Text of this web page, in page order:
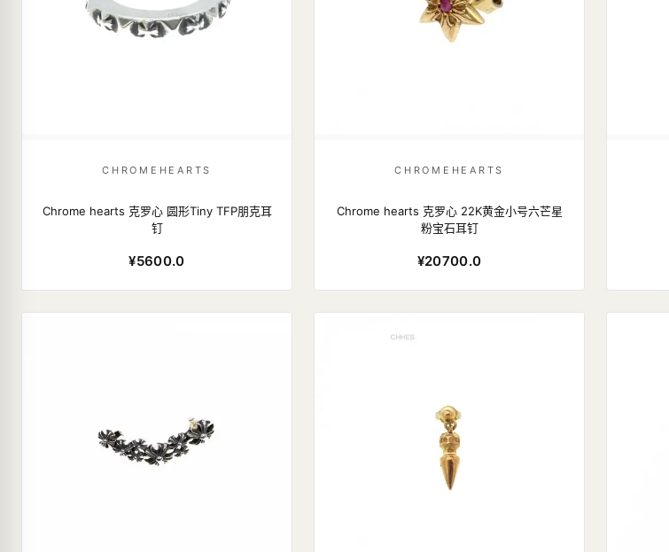
CHROMEHEARTS
Chrome hearts 克罗心 圆形Tiny TFP朋克耳
钉
¥5600.0
CHROMEHEARTS
Chrome hearts 克罗心 22K黄金小号六芒星
粉宝石耳钉
¥20700.0